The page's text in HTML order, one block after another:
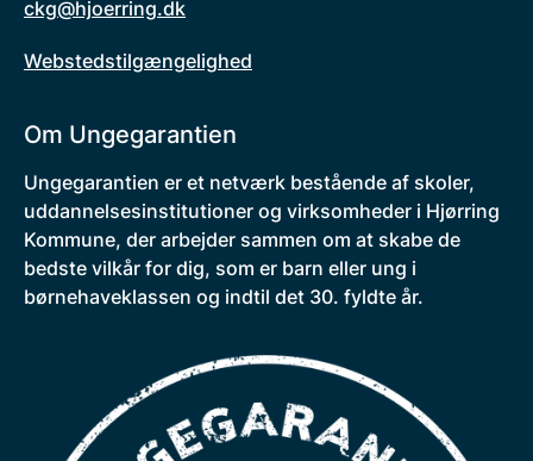
ckg@hjoerring.dk
Webstedstilgængelighed
Om Ungegarantien
Ungegarantien er et netværk bestående af skoler,
uddannelsesinstitutioner og virksomheder i Hjørring
Kommune, der arbejder sammen om at skabe de
bedste vilkår for dig, som er barn eller ung i
børnehaveklassen og indtil det 30. fyldte år.